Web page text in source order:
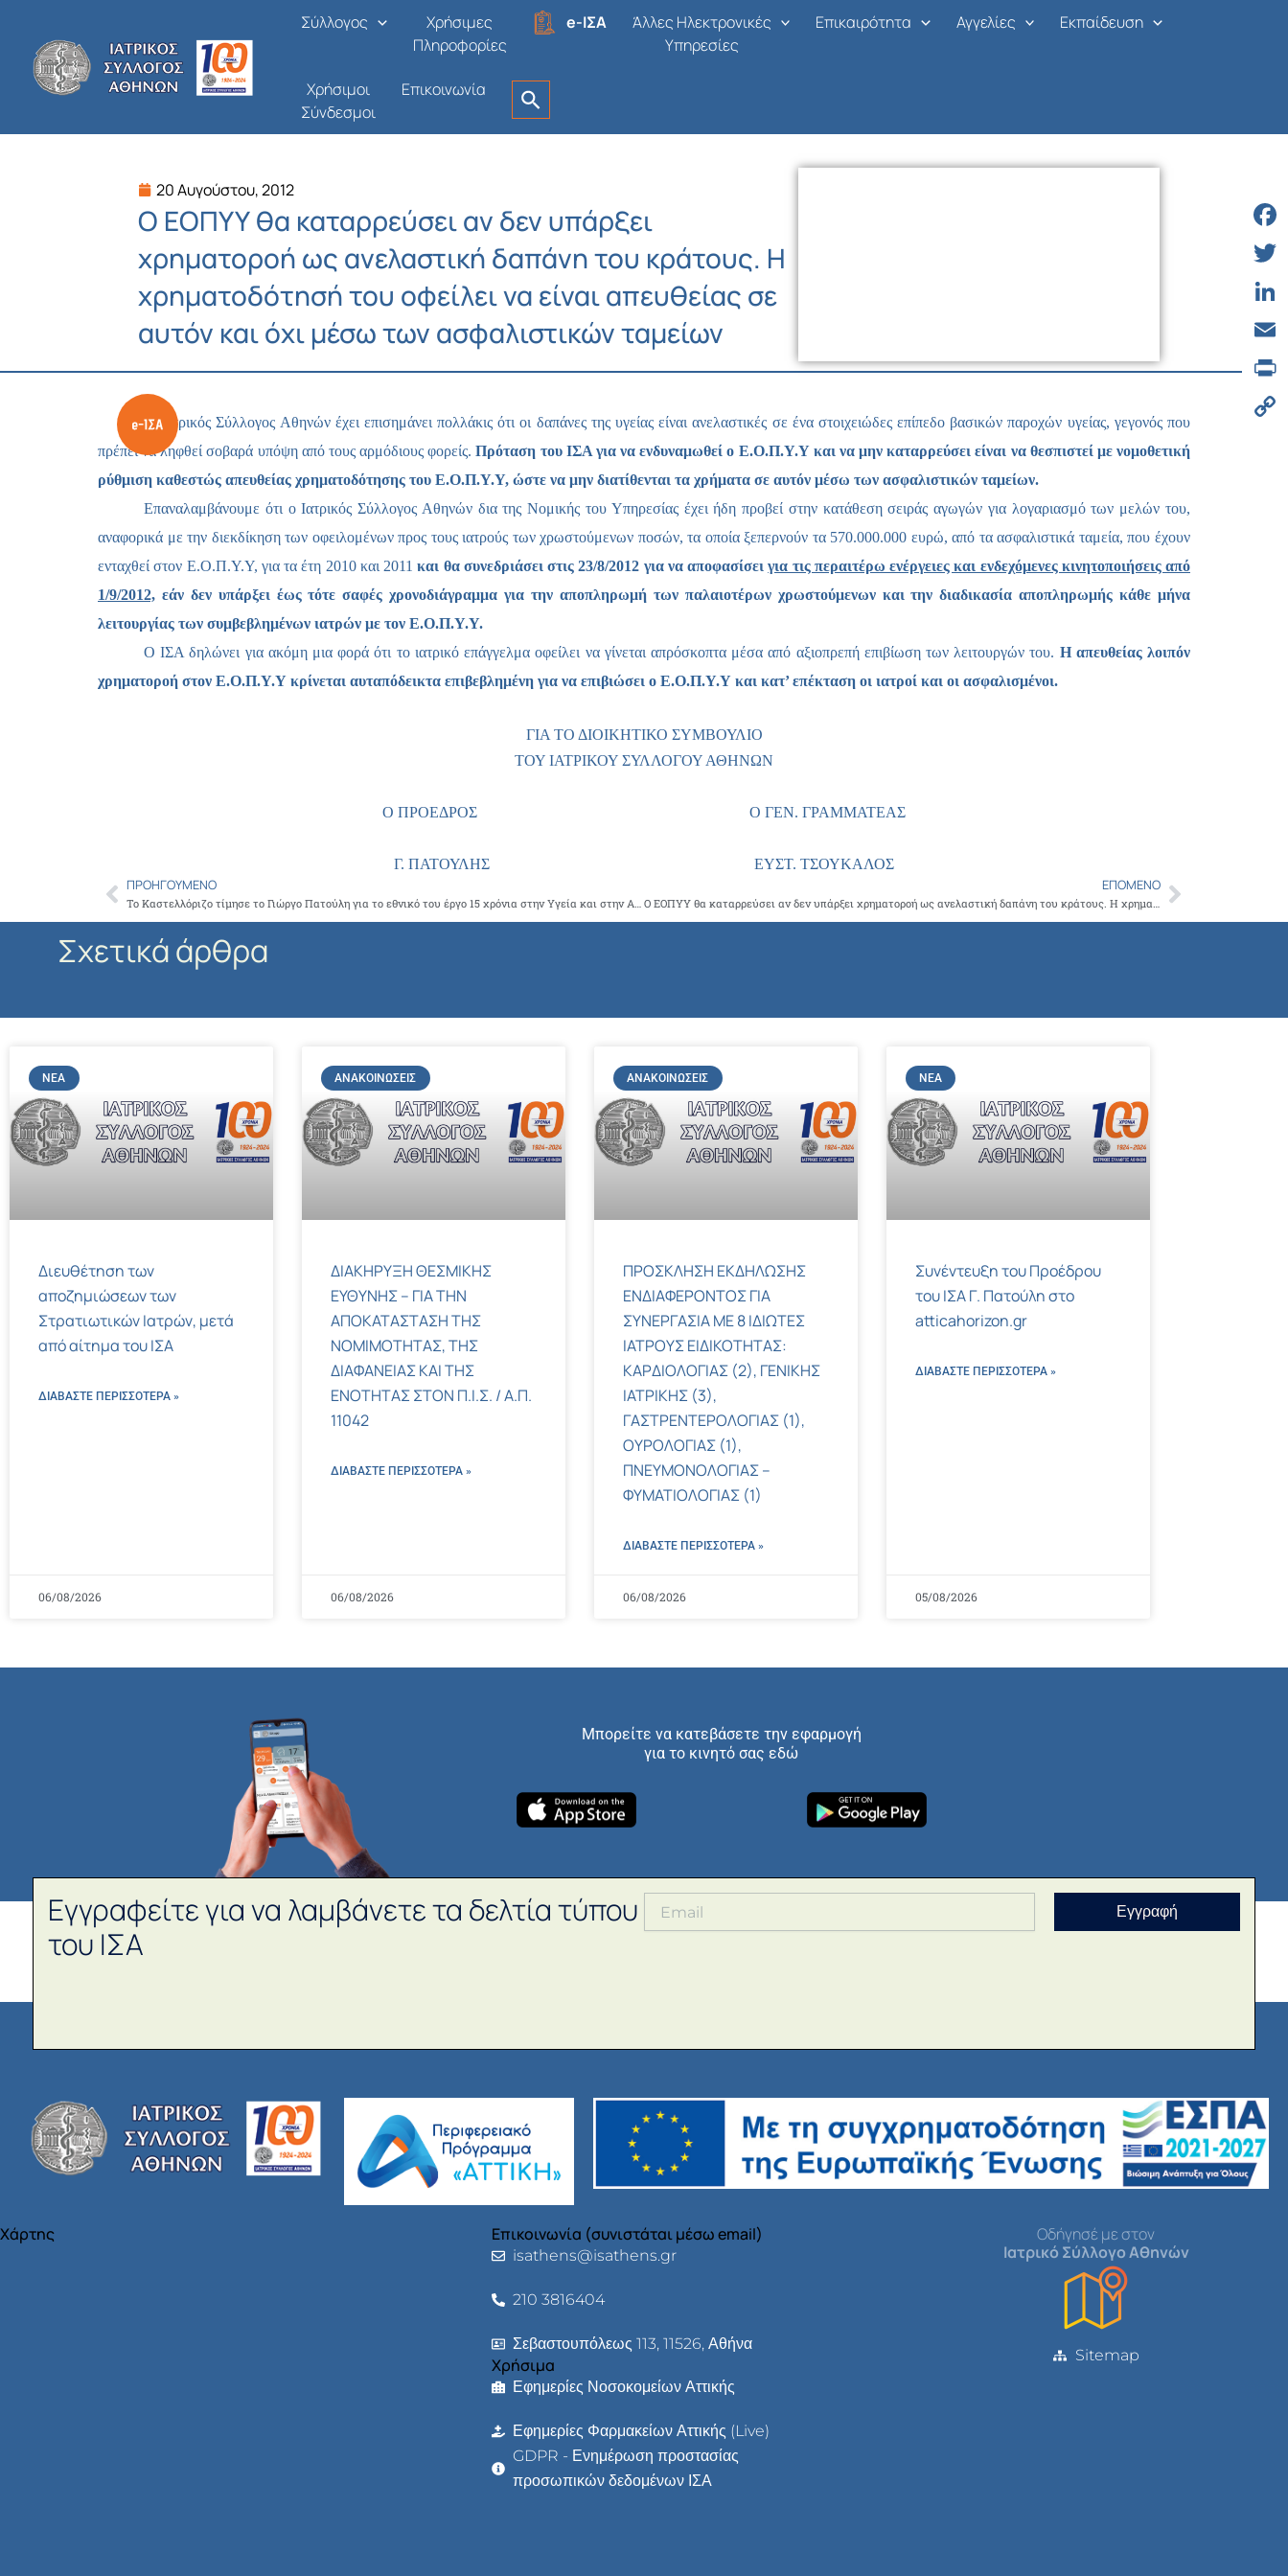
περιεχόμενο
Σύλλογος
Χρήσιμες
Πληροφορίες
e-ΙΣΑ
Άλλες Ηλεκτρονικές
Υπηρεσίες
Επικαιρότητα Αγγελίες Εκπαίδευση
Χρήσιμοι
Σύνδεσμοι
Επικοινωνία
20 Αυγούστου, 2012
Ο ΕΟΠΥΥ θα καταρρεύσει αν δεν υπάρξει
χρηματοροή ως ανελαστική δαπάνη του κράτους. Η
χρηματοδότησή του οφείλει να είναι απευθείας σε
αυτόν και όχι μέσω των ασφαλιστικών ταμείων
Ο Ιατρικός Σύλλογος Αθηνών έχει επισημάνει πολλάκις ότι οι δαπάνες της υγείας είναι ανελαστικές σε ένα στοιχειώδες επίπεδο βασικών παροχών υγείας, γεγονός που
πρέπει να ληφθεί σοβαρά υπόψη από τους αρμόδιους φορείς.Πρόταση του ΙΣΑ για να ενδυναμωθεί ο Ε.Ο.Π.Υ.Υ και να μην καταρρεύσει είναι να θεσπιστεί με νομοθετική
ρύθμιση καθεστώς απευθείας χρηματοδότησης του Ε.Ο.Π.Υ.Υ, ώστε να μην διατίθενται τα χρήματα σε αυτόν μέσω των ασφαλιστικών ταμείων.
Επαναλαμβάνουμε ότι ο Ιατρικός Σύλλογος Αθηνών δια της Νομικής του Υπηρεσίας έχει ήδη προβεί στην κατάθεση σειράς αγωγών για λογαριασμό των μελών του,
αναφορικά με την διεκδίκηση των οφειλομένων προς τους ιατρούς των χρωστούμενων ποσών, τα οποία ξεπερνούν τα 570.000.000 ευρώ, από τα ασφαλιστικά ταμεία, που έχουν
ενταχθεί στον Ε.Ο.Π.Υ.Υ, για τα έτη 2010 και 2011και θα συνεδριάσει στις 23/8/2012 για να αποφασίσειγια τις περαιτέρω ενέργειες και ενδεχόμενες κινητοποιήσεις από
1/9/2012, εάν δεν υπάρξει έως τότε σαφές χρονοδιάγραμμα για την αποπληρωμή των παλαιοτέρων χρωστούμενων και την διαδικασία αποπληρωμής κάθε μήνα
λειτουργίας των συμβεβλημένων ιατρών με τον Ε.Ο.Π.Υ.Υ.
Ο ΙΣΑ δηλώνει για ακόμη μια φορά ότι το ιατρικό επάγγελμα οφείλει να γίνεται απρόσκοπτα μέσα από αξιοπρεπή επιβίωση των λειτουργών του. Η απευθείας λοιπόν
χρηματοροή στον Ε.Ο.Π.Υ.Υ κρίνεται αυταπόδεικτα επιβεβλημένη για να επιβιώσει ο Ε.Ο.Π.Υ.Υ και κατ’ επέκταση οι ιατροί και οι ασφαλισμένοι.
ΓΙΑ ΤΟ ΔΙΟΙΚΗΤΙΚΟ ΣΥΜΒΟΥΛΙΟ
ΤΟΥ ΙΑΤΡΙΚΟΥ ΣΥΛΛΟΓΟΥ ΑΘΗΝΩΝ
Ο ΠΡΟΕΔΡΟΣ Ο ΓΕΝ. ΓΡΑΜΜΑΤΕΑΣ
Γ. ΠΑΤΟΥΛΗΣ ΕΥΣΤ. ΤΣΟΥΚΑΛΟΣ
Prev
ΠΡΟΗΓΟΎΜΕΝΟ
Το Καστελλόριζο τίμησε το Γιώργο Πατούλη για το εθνικό του έργο 15 χρόνια στην Υγεία και στην Αυτοδιοίκηση
ΕΠΌΜΕΝΟ
Ο ΕΟΠΥΥ θα καταρρεύσει αν δεν υπάρξει χρηματοροή ως ανελαστική δαπάνη του κράτους. Η χρηματοδότησή του οφείλει να είναι απευθείας σε αυτόν και όχι μέσω των ασφαλιστικών ταμείωνNext
Σχετικά άρθρα
ΝΈΑ
Διευθέτηση των
αποζημιώσεων των
Στρατιωτικών Ιατρών, μετά
από αίτημα του ΙΣΑ
ΔΙΑΒΑΣΤΕ ΠΕΡΙΣΣΌΤΕΡΑ »
06/08/2026
ΑΝΑΚΟΙΝΏΣΕΙΣ
ΔΙΑΚΗΡΥΞΗ ΘΕΣΜΙΚΗΣ
ΕΥΘΥΝΗΣ – ΓΙΑ ΤΗΝ
ΑΠΟΚΑΤΑΣΤΑΣΗ ΤΗΣ
ΝΟΜΙΜΟΤΗΤΑΣ, ΤΗΣ
ΔΙΑΦΑΝΕΙΑΣ ΚΑΙ ΤΗΣ
ΕΝΟΤΗΤΑΣ ΣΤΟΝ Π.Ι.Σ. / Α.Π.
11042
ΔΙΑΒΑΣΤΕ ΠΕΡΙΣΣΌΤΕΡΑ »
06/08/2026
ΑΝΑΚΟΙΝΏΣΕΙΣ
ΠΡΟΣΚΛΗΣΗ ΕΚΔΗΛΩΣΗΣ
ΕΝΔΙΑΦΕΡΟΝΤΟΣ ΓΙΑ
ΣΥΝΕΡΓΑΣΙΑ ΜΕ 8 ΙΔΙΩΤΕΣ
ΙΑΤΡΟΥΣ ΕΙΔΙΚΟΤΗΤΑΣ:
ΚΑΡΔΙΟΛΟΓΙΑΣ (2), ΓΕΝΙΚΗΣ
ΙΑΤΡΙΚΗΣ (3),
ΓΑΣΤΡΕΝΤΕΡΟΛΟΓΙΑΣ (1),
ΟΥΡΟΛΟΓΙΑΣ (1),
ΠΝΕΥΜΟΝΟΛΟΓΙΑΣ –
ΦΥΜΑΤΙΟΛΟΓΙΑΣ (1)
ΔΙΑΒΑΣΤΕ ΠΕΡΙΣΣΌΤΕΡΑ »
06/08/2026
ΝΈΑ
Συνέντευξη του Προέδρου
του ΙΣΑ Γ. Πατούλη στο
atticahorizon.gr
ΔΙΑΒΑΣΤΕ ΠΕΡΙΣΣΌΤΕΡΑ »
05/08/2026
Μπορείτε να κατεβάσετε την εφαρμογή
για το κινητό σας εδώ
Εγγραφείτε για να λαμβάνετε τα δελτία τύπου
του ΙΣΑ
Εγγραφή
Χάρτης Επικοινωνία (συνιστάται μέσω email)
isathens@isathens.gr
210 3816404
Σεβαστουπόλεως 113, 11526, Αθήνα
Χρήσιμα
Εφημερίες Νοσοκομείων Αττικής
Εφημερίες Φαρμακείων Αττικής (Live)
GDPR - Ενημέρωση προστασίας
προσωπικών δεδομένων ΙΣΑ
Οδήγησέ με στον
Ιατρικό Σύλλογο Αθηνών
Sitemap
Email
Print